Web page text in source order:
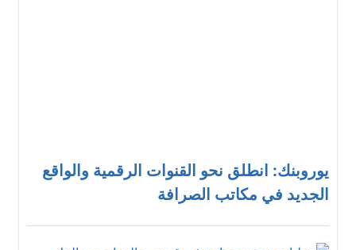
يوروبنك: انطلق نحو القنوات الرقمية والواقع
الجديد في مكاتب الصرافة